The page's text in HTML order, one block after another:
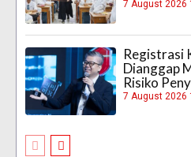
7 August 2026
Registrasi
Dianggap
Risiko
7 August 2026